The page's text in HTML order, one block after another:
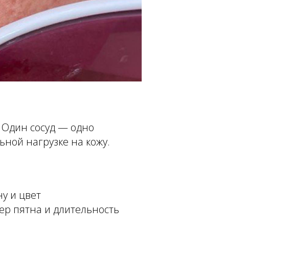
сосуд — одно
нагрузке на кожу.
и цвет
пятна и длительность